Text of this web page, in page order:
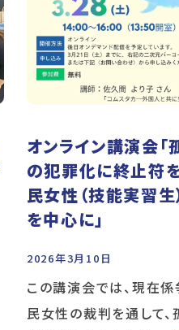
オンライン講演会「
の犯罪化に終止符
民女性（技能実習生
を中心に」
2026年3月10日
この講演会では、現在
民女性の裁判を通して